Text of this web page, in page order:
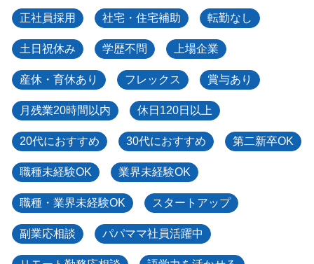
正社員採用 社宅・住宅補助 転勤なし
土日祝休み 学歴不問 上場企業
産休・育休あり フレックス 賞与あり
月残業20時間以内 休日120日以上
20代におすすめ 30代におすすめ 第二新卒OK
職種未経験OK 業界未経験OK
職種・業界未経験OK スタートアップ
副業応相談 パパママ社員活躍中